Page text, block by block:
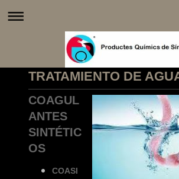
TRATAMIENTO DE
COAGUL
ANTES
SINTÉTIC
OS
COASI